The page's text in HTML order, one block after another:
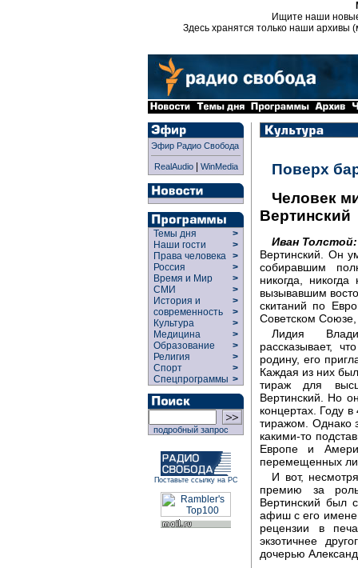
Ищите наши
Здесь хранятся только наши архивы
Эфир Радио Свобода
RealAudio| WinMedia
Темы дня
>
Наши гости
>
Права человека >
Россия
>
Время и Мир
>
СМИ
>
История и
современность
>
>
Культура
>
Медицина
>
Образование
>
Религия
>
Спорт
>
Спецпрограммы >
подробный запрос
Поставьте ссылку на РС
Поверх
Человек
Вертинский
Иван Толстой:
Вертинский. Он
собиравшим
никогда,
вызывавшим
скитаний по
Советском
Лидия
рассказывает,
родину, его
Каждая из них
тираж для
Вертинский. Но
концертах. Году
тиражом. Однако
какими-то
Европе и
перемещенных
И вот,
премию за
Вертинский был
афиш с его
рецензии в
экзотичнее
дочерью